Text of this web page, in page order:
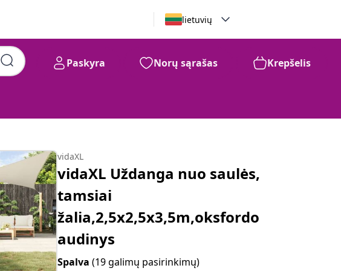
lietuvių
Paskyra Norų sąrašas Krepšelis
vidaXL
vidaXL Uždanga nuo saulės,
tamsiai
žalia,2,5x2,5x3,5m,oksfordo
audinys
Spalva(19 galimų pasirinkimų)